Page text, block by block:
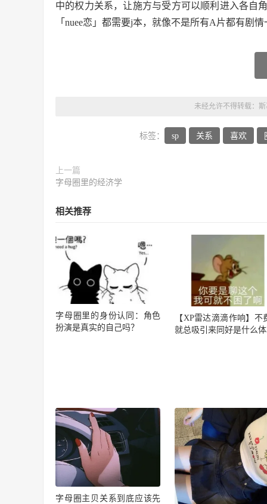
中的权力关系，让施方与受方可以顺利进入各自
「nuee恋」都需要j本，就像不是所有A片都有剧
未经允许不得转载：
标签： sp 关系 喜欢
上一篇
字母圈里的经济学
相关推荐
字母圈里的身份认同：角色
扮演是真实的自己吗？
【XP雷达滴滴作响】不
就总吸引来同好是什么
字母圈主贝关系到底应该先